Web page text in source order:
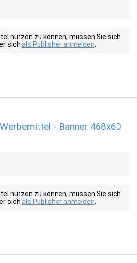
nutzen zu können, müssen Sie sich
sich als Publisher anmelden
- Banner 468x60
nutzen zu können, müssen Sie sich
sich als Publisher anmelden